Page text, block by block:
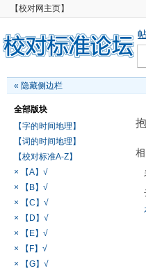
【校对网主页】
« 隐藏侧边栏
全部版块
【字的时间地理】
【词的时间地理】
【校对标准A-Z】
× 【A】√
× 【B】√
× 【C】√
× 【D】√
× 【E】√
× 【F】√
× 【G】√